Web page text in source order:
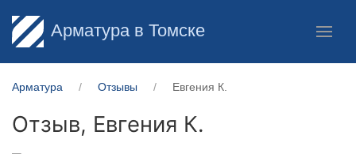
Арматура в Томске
Арматура Отзывы Евгения К.
Отзыв, Евгения К.